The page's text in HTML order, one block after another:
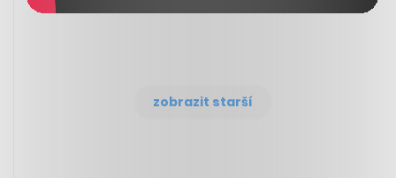
zobrazit starší